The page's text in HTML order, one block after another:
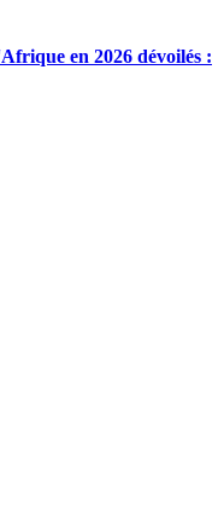
en 2026 dévoilés :